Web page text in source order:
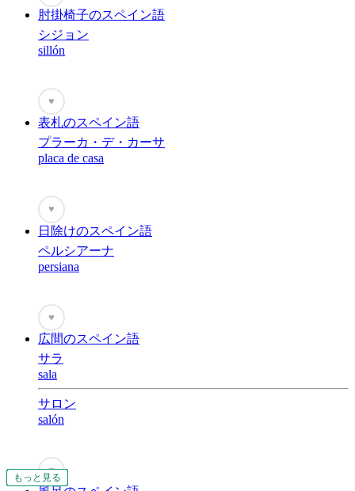
もっと見る
もっと見る
もっと見る
もっと見る
もっと見る
もっと見る
もっと見る
もっと見る
もっと見る
もっと見る
もっと見る
もっと見る
肘掛椅子のスペイン語
シジョン
sillón
♥
表札のスペイン語
プラーカ・デ・カーサ
placa de casa
♥
日除けのスペイン語
ペルシアーナ
persiana
♥
広間のスペイン語
サラ
sala
サロン
salón
もっと見る
♥
もっと見る
もっと見る
もっと見る
もっと見る
もっと見る